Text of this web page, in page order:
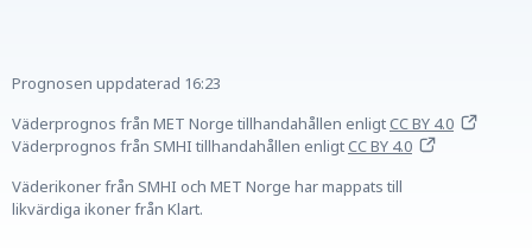
Prognosen uppdaterad 16:23
Väderprognos från MET Norge tillhandahållen enligtCC BY 4.0
Väderprognos från SMHI tillhandahållen enligtCC BY 4.0
Väderikoner från SMHI och MET Norge har mappats till
likvärdiga ikoner från Klart.